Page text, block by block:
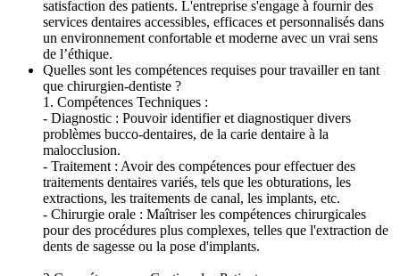
satisfaction des patients. L'entreprise s'engage à fournir des
services dentaires accessibles, efficaces et personnalisés dans
un environnement confortable et moderne avec un vrai sens
de l’éthique.
Quelles sont les compétences requises pour travailler en tant
que chirurgien-dentiste ?
1. Compétences Techniques :
- Diagnostic : Pouvoir identifier et diagnostiquer divers
problèmes bucco-dentaires, de la carie dentaire à la
malocclusion.
- Traitement : Avoir des compétences pour effectuer des
traitements dentaires variés, tels que les obturations, les
extractions, les traitements de canal, les implants, etc.
- Chirurgie orale : Maîtriser les compétences chirurgicales
pour des procédures plus complexes, telles que l'extraction de
dents de sagesse ou la pose d'implants.